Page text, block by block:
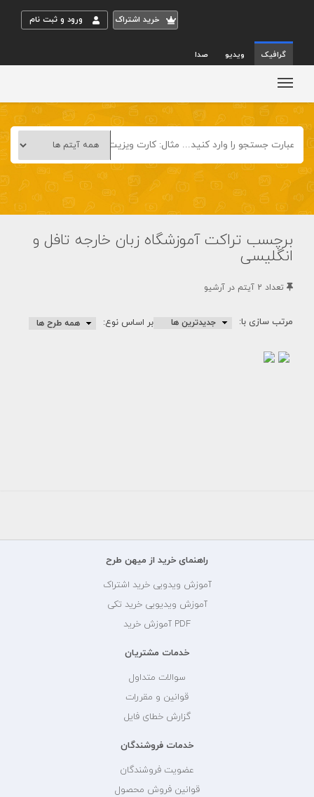
خريد اشتراک ورود و ثبت نام
گرافیک ویدیو صدا
برچسب تراکت آموزشگاه زبان خارجه تافل و
انگلیسی
تعداد 2 آيتم در آرشيو
مرتب سازی با: بر اساس نوع:
راهنمای خرید از میهن طرح
آموزش ویدویی خرید اشتراک
آموزش ویدیویی خرید تکی
PDF آموزش خرید
خدمات مشتریان
سوالات متداول
قوانین و مقررات
گزارش خطای فایل
خدمات فروشندگان
عضویت فروشندگان
قوانین فروش محصول